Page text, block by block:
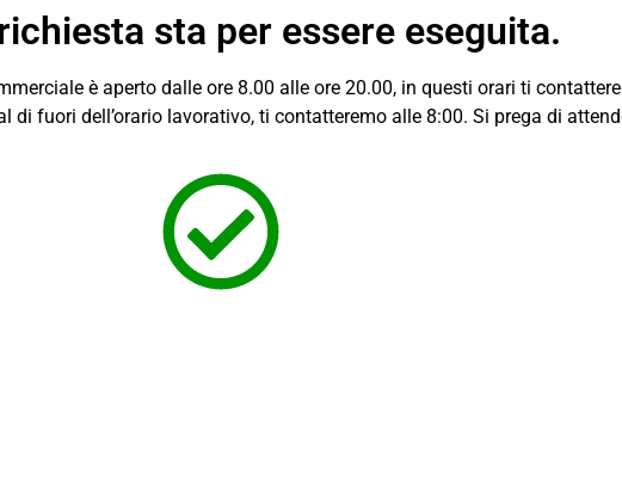
sta per essere eseguita.
è aperto dalle ore 8.00 alle ore 20.00, in questi orari ti
di fuori dell’orario lavorativo, ti contatteremo alle 8:00. Si prega di